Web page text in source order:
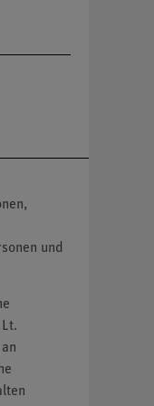
und